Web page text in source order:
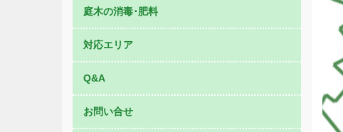
庭木の消毒･肥料
対応エリア
Q&A
お問い合せ